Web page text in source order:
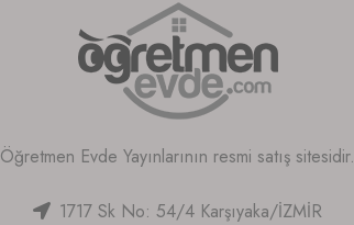
Öğretmen Evde Yayınlarının resmi satış sitesidir.
1717 Sk No: 54/4 Karşıyaka/İZMİR